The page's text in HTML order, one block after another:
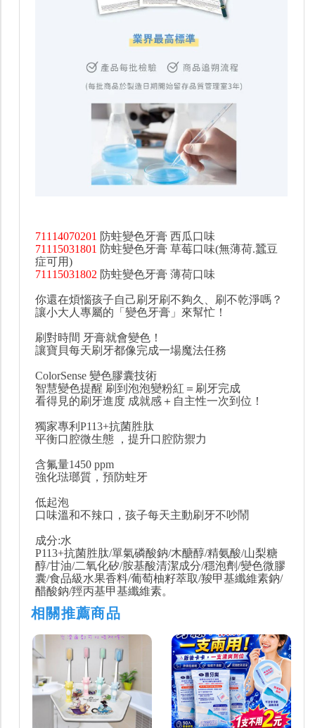
71114070201 防蛀變色牙膏 西瓜口味
71115031801 防蛀變色牙膏 草莓口味(無薄荷.蠶豆
症可用)
71115031802 防蛀變色牙膏 薄荷口味
你還在煩惱孩子自己刷牙刷不夠久、刷不乾淨嗎？
讓小大人專屬的「變色牙膏」來幫忙！
刷對時間 牙膏就會變色！
讓寶貝每天刷牙都像完成一場魔法任務
ColorSense 變色膠囊技術
智慧變色提醒 刷到泡泡變粉紅＝刷牙完成
看得見的刷牙進度 成就感＋自主性一次到位！
獨家專利P113+抗菌胜肽
平衡口腔微生態 ，提升口腔防禦力
含氟量1450 ppm
強化琺瑯質，預防蛀牙
低起泡
口味溫和不辣口，孩子每天主動刷牙不吵鬧
成分:水
P113+抗菌胜肽/單氣磷酸鈉/木醣醇/精氨酸/山梨糖
醇/甘油/二氧化矽/胺基酸清潔成分/穩泡劑/變色微膠
囊/食品級水果香料/葡萄柚籽萃取/羧甲基纖維素鈉/
醋酸鈉/羥丙基甲基纖維素。
相關推薦商品